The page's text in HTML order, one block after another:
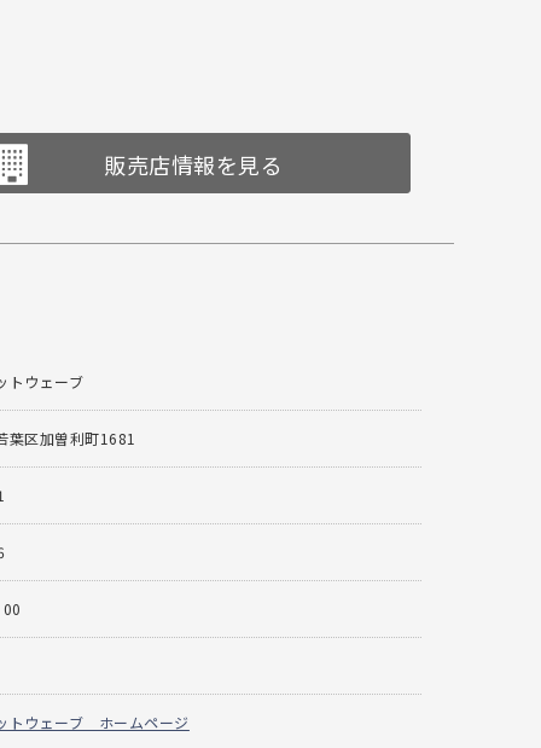
販売店情報を見る
トウェーブ
葉区加曽利町1681
トウェーブ ホームページ